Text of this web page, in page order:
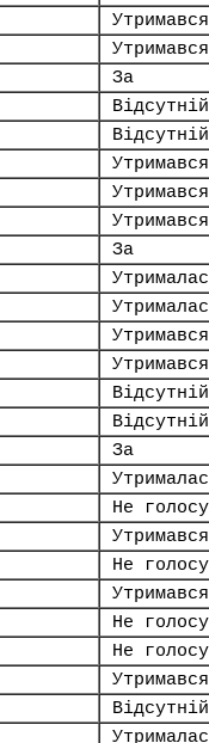
Утримався
Утримався
За
Відсутній
Відсутній
Утримався
Утримався
Утримався
За
Утримався
Утримався
Відсутній
Відсутній
За
Не
Утримався
Не
Утримався
Не
Не
Утримався
Відсутній